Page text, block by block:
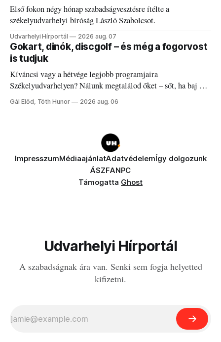
Első fokon négy hónap szabadságvesztésre ítélte a
székelyudvarhelyi bíróság László Szabolcsot.
Udvarhelyi Hírportál 2026 aug. 07
Gokart, dinók, discgolf – és még a fogorvost
is tudjuk
Kíváncsi vagy a hétvége legjobb programjaira
Székelyudvarhelyen? Nálunk megtalálod őket – sőt, ha baj van
a fogaddal, a fogorvosi ügyeletet is!
Gál Előd, Tóth Hunor 2026 aug. 06
ImpresszumMédiaajánlatAdatvédelemÍgy dolgozunk
ÁSZFANPC
Támogatta Ghost
Udvarhelyi Hírportál
A szabadságnak ára van. Senki sem fogja helyetted
kifizetni.